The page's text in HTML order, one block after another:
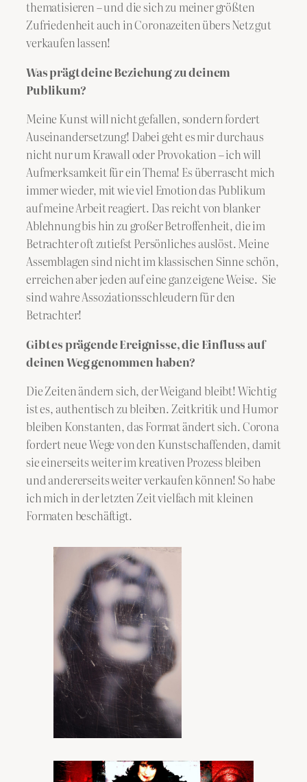
thematisieren – und die sich zu meiner größten
Zufriedenheit auch in Coronazeiten übers Netz gut
verkaufen lassen!
Was prägt deine Beziehung zu deinem
Publikum?
Meine Kunst will nicht gefallen, sondern fordert
Auseinandersetzung! Dabei geht es mir durchaus
nicht nur um Krawall oder Provokation – ich will
Aufmerksamkeit für ein Thema! Es überrascht mich
immer wieder, mit wie viel Emotion das Publikum
auf meine Arbeit reagiert. Das reicht von blanker
Ablehnung bis hin zu großer Betroffenheit, die im
Betrachter oft zutiefst Persönliches auslöst. Meine
Assemblagen sind nicht im klassischen Sinne schön,
erreichen aber jeden auf eine ganz eigene Weise. Sie
sind wahre Assoziationsschleudern für den
Betrachter!
Gibt es prägende Ereignisse, die Einfluss auf
deinen Weg genommen haben?
Die Zeiten ändern sich, der Weigand bleibt! Wichtig
ist es, authentisch zu bleiben. Zeitkritik und Humor
bleiben Konstanten, das Format ändert sich. Corona
fordert neue Wege von den Kunstschaffenden, damit
sie einerseits weiter im kreativen Prozess bleiben
und andererseits weiter verkaufen können! So habe
ich mich in der letzten Zeit vielfach mit kleinen
Formaten beschäftigt.